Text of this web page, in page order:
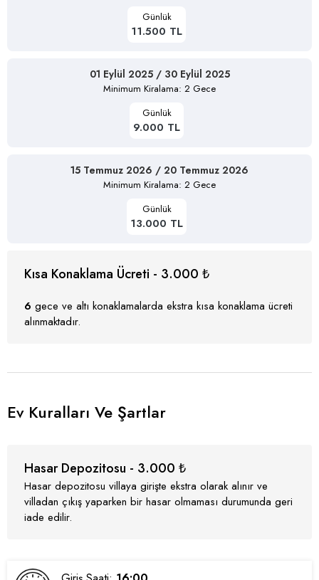
Günlük
11.500 TL
01 Eylül 2025 / 30 Eylül 2025
Minimum Kiralama: 2 Gece
Günlük
9.000 TL
15 Temmuz 2026 / 20 Temmuz 2026
Minimum Kiralama: 2 Gece
Günlük
13.000 TL
Kısa Konaklama Ücreti - 3.000 ₺
6 gece ve altı konaklamalarda ekstra kısa konaklama ücreti
alınmaktadır.
Ev Kuralları Ve Şartlar
Hasar Depozitosu - 3.000 ₺
Hasar depozitosu villaya girişte ekstra olarak alınır ve
villadan çıkış yaparken bir hasar olmaması durumunda geri
iade edilir.